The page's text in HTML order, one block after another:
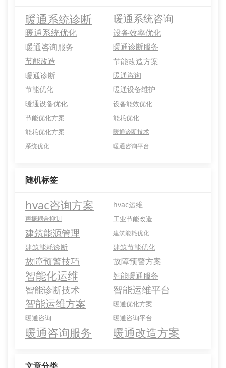
暖通系统诊断 暖通系统咨询
暖通系统优化
设备效率优化
暖通咨询服务
暖通诊断服务
节能改造
节能改造方案
暖通诊断
暖通咨询
节能优化
暖通设备维护
暖通设备优化
设备能效优化
节能优化方案
能耗优化
能耗优化方案
暖通诊断技术
系统优化
暖通咨询平台
随机标签
hvac咨询方案 hvac运维
声振耦合抑制 工业节能改造
建筑能源管理 建筑能耗优化
建筑能耗诊断 建筑节能优化
故障预警技巧 故障预警方案
智能化运维 智能暖通服务
智能诊断技术 智能运维平台
智能运维方案
暖通优化方案
暖通咨询
暖通咨询平台
暖通咨询服务 暖通改造方案